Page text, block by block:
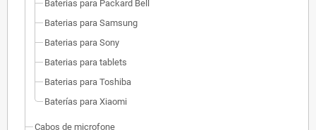
Baterias para Packard Bell
Baterias para Samsung
Baterias para Sony
Baterias para tablets
Baterias para Toshiba
Baterías para Xiaomi
Cabos de microfone